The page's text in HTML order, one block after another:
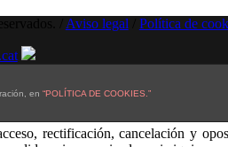
Aviso legal Política de
en “POLÍTICA DE COOKIES.”
cliente/usuario queda informado y
de Datos con la finalidad de
rectificación, cancelación y